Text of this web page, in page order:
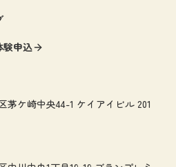
験申込
茅ケ崎中央44-1 ケイアイビル 201